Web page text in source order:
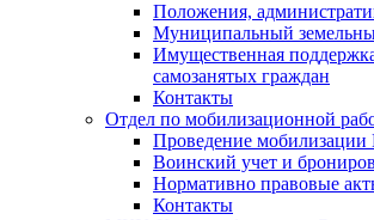
Положения,
Муниципальный
Имущественная
самозанятых граждан
Контакты
Отдел по мобилизационной
Проведение
Воинский учет и
Нормативно правовые
Контакты